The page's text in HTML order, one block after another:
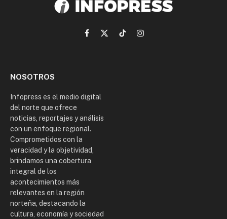
Facebook
X
TikTokInstagram
NOSOTROS
Infopress es el medio digital
del norte que ofrece
noticias, reportajes y análisis
con un enfoque regional.
Comprometidos con la
veracidad y la objetividad,
brindamos una cobertura
integral de los
acontecimientos más
relevantes en la región
norteña, destacando la
cultura, economía y sociedad